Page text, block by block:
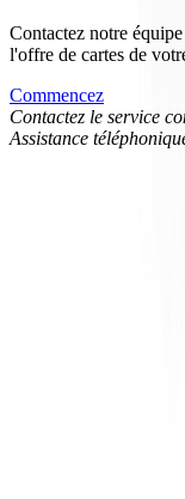
Contactez notre
l'offre de cartes de
Commencez
Contactez le service
Assistance